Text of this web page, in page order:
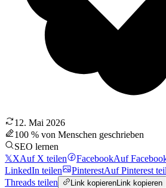
12. Mai 2026
100 % von Menschen geschrieben
SEO lernen
𝕏XAuf X teilen FacebookAuf
LinkedIn teilen
PinterestAuf Pinterest
Threads teilen
Link kopieren Link kopieren